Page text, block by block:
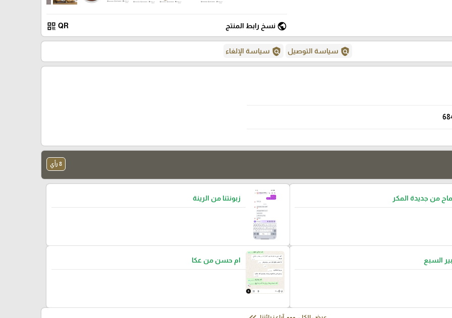
public نسخ رابط المنتج QR
qr_code
policy سياسة التوصيل policy سياسة الإلغاء
8 رأي
من جديدة المكر زبونتنا من الرينة
السبع ام حسن من عكا